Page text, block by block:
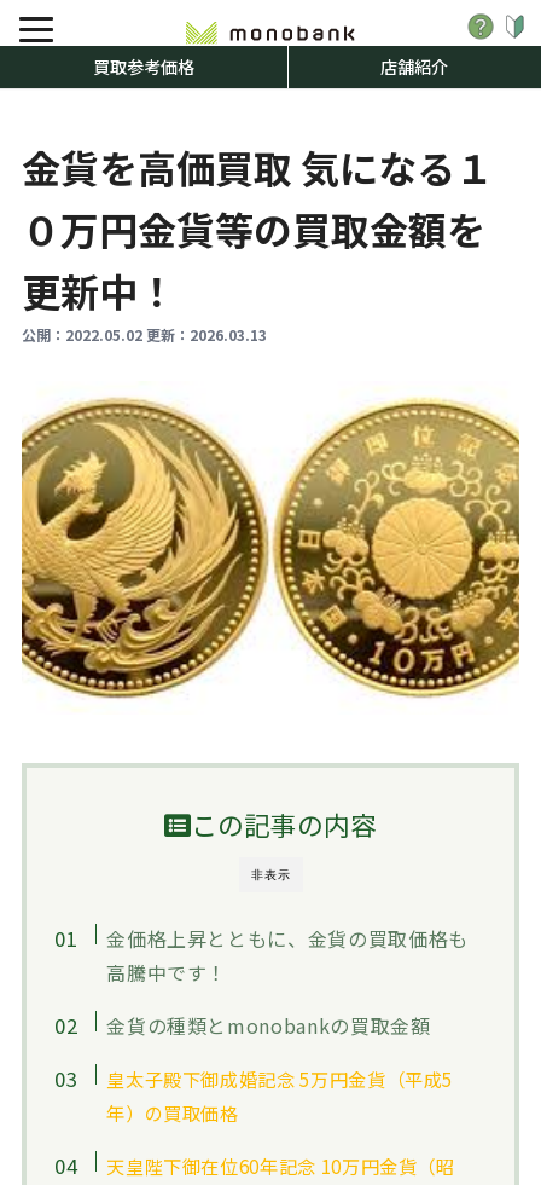
買取参考価格 店舗紹介
金貨を高価買取 気になる１
０万円金貨等の買取金額を
更新中！
公開： 2022.05.02 更新： 2026.03.13
非表示
この記事の内容
金価格上昇とともに、金貨の買取価格も
高騰中です！
金貨の種類とmonobankの買取金額
皇太子殿下御成婚記念 5万円金貨（平成5
年）の買取価格
天皇陛下御在位60年記念 10万円金貨（昭